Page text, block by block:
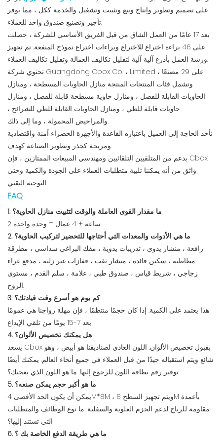
على تصميم وتطوير وإنتاج وبيع وتثبيت وتشغيل والخدمة ككل ، مما يوفر
تأجير وتصنيع صندوق واحد للعملاء.
بعد 17 عامًا من العمل الشاق من قبل الفريق الأساسي للشركة ، حصلت
على 46 براءة اختراع للاختراع وبراءات اختراع نموذج المنفعة. تم تجهيز
ورشة العمل بأذرع آلية آلية لتقليل تكاليف العمالة وتقليل تكاليف العملاء.
تحتوي شركة Guangdong Cbox Co. ، Limited على 29 مصنعًا ،
وتشمل فئات المنتجات المنتجة منازل الحاويات المسطحة ، ومنازل
الحاويات القابلة للفصل ، ومنازل حاوية مسطحة قابلة للفصل ، ومنازل
حاويات قابلة للطي ، ومنازل الحاويات القابلة للطي للشرائح ،
والمراحيض المحمولة ، وما إلى ذلك.
نأخذ الحاجة إلى العميل باعتباره القاعدة والأجهزة الخضراء آمنة واقتصادية
ومريحة كجذر وتطوير الصناعة كهدف.
بدعم من المتلقيين التلقائيين ومهندسي المبيعات الممتازين ، فإن Cbox
واثق من أنه يمكننا تلبية متطلبات العملاء على الجودة والكمية وحتى
التوجيه التقني.
FAQ
1. ما مقدار القوى العاملة والوقت لتثبيت منازل الحاوية؟
2 ساعة + 4 عمال = وحدة واحدة
2. ما هي الأدوات والمعدات التي أحتاجها للتحضير لتركيب الحاوية؟
رافعة ، منشار يدوي ، تدريبات يدوية ، مفك البراغي سداسي ، مطرقة
مطاطية ، سكين فائدة ، منشار ثقب ، قفازات غير زلية ، مدفع غراء
زجاجي ، شريط قياس ، صندوق طبي ، علامة ، سلم القدم ، مستوى
الروح.
3. كم يوم هو أسرع وقت قيادتك؟
هذا يعتمد على الكمية. إذا كان حجمًا منتظمًا ، فإن مهلة زواجنا هي عمومًا
بعد 7-15 يومًا من تلقي الإيداع
4. هل يمكنك تخصيص الألوان؟
يسعد Cbox بقبول تخصيص الألوان. اللون العادي لصناديقنا هو أبيض ، وهو
شائع ويتم استقباله جيدًا من قبل العملاء في جميع أنحاء العالم. يمكنك أيضًا
توفير رقم بطاقة اللون للرجوع إليها. ما هو اللون الذي يعجبك؟
5. ما هو أكبر حجم يمكن صنعه؟
يمكن أن يكون الحد الأقصى 4M*8M ، ويتم تجهيز السطح 8M بأعمدة
مقاومة للرياح لدعم الحزم العلوية والسفلية. ما نوع الوظائف والمتطلبات
التي تستند إليها؟
6. ما هي طريقة الدفع الخاصة بك ؟